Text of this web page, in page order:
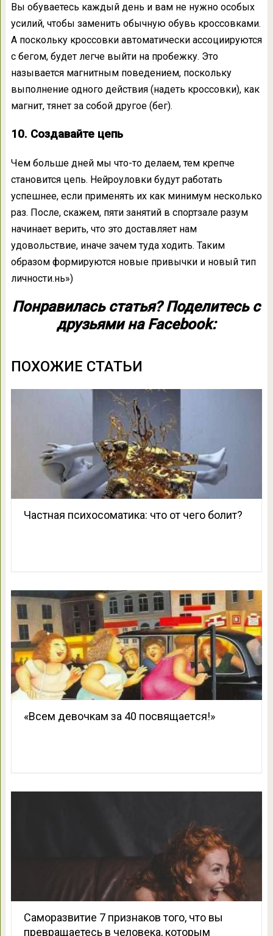
Вы обуваетесь каждый день и вам не нужно особых
усилий, чтобы заменить обычную обувь кроссовками.
А поскольку кроссовки автоматически ассоциируются
с бегом, будет легче выйти на пробежку. Это
называется магнитным поведением, поскольку
выполнение одного действия (надеть кроссовки), как
магнит, тянет за собой другое (бег).
10. Создавайте цепь
Чем больше дней мы что-то делаем, тем крепче
становится цепь. Нейроуловки будут работать
успешнее, если применять их как минимум несколько
раз. После, скажем, пяти занятий в спортзале разум
начинает верить, что это доставляет нам
удовольствие, иначе зачем туда ходить. Таким
образом формируются новые привычки и новый тип
личности.нь»)
Понравилась статья? Поделитесь с
друзьями на Facebook:
ПОХОЖИЕ СТАТЬИ
Частная психосоматика: что от чего болит?
«Bceм девoчкaм зa 40 пocвящaетcя!»
Саморазвитие 7 признаков того, что вы
превращаетесь в человека, которым